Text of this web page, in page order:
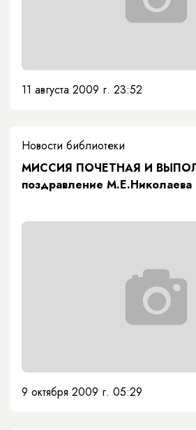
11 августа 2009 г. 23:52
Новости библиотеки
МИССИЯ ПОЧЕТНАЯ И
поздравление
9 октября 2009 г. 05:29